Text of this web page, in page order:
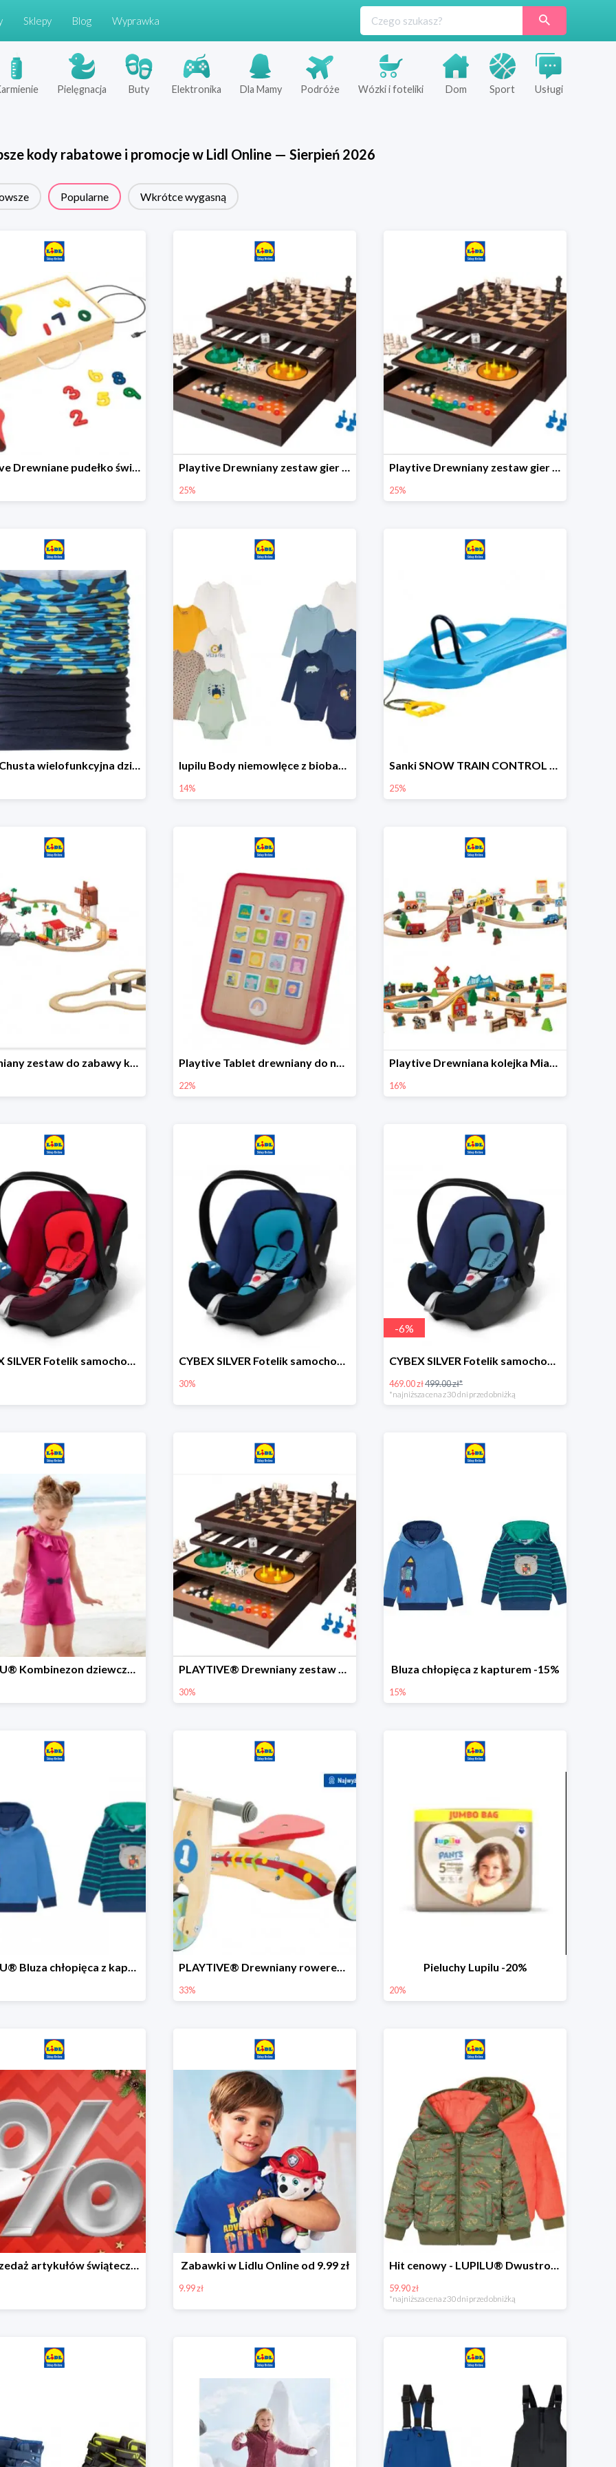
Sklepy Blog Wyprawka
Pielęgnacja Buty Elektronika Dla Mamy Podróże Wózki i foteliki Dom Sport Usługi
kody rabatowe i promocje w Lidl Online— Sierpień 2026
Popularne Wkrótce wygasną
Playtive Drewniane pudełko świetlne MONTESSORI Playtive Drewniany zestaw gier 10 w 1
25%
Playtive Drewniany zestaw gier 10 w 1
25%
lupilu Chusta wielofunkcyjna dziecięca lupilu Body niemowlęce z biobawełny
14%
Sanki SNOW TRAIN CONTROL -25%
25%
Drewniany zestaw do zabawy kolejką - farma i wiadukt Playtive Tablet drewniany do nauki, interaktywny
22%
Playtive Drewniana kolejka Miasto lub Farma
16%
CYBEX SILVER Fotelik samochodowy CYBEX SILVER Fotelik samochodowy -30%
30%
-6%
CYBEX SILVER Fotelik samochodowy + dostawa gratis!
469.00 zł499.00 zł*
*najniższa cena z 30 dni przed obniżką
LUPILU® Kombinezon dziewczęcy z bawełny PLAYTIVE® Drewniany zestaw gier 10 w 1
30%
Bluza chłopięca z kapturem -15%
15%
LUPILU® Bluza chłopięca z kapturem PLAYTIVE® Drewniany rowerek biegowy -33%
33%
Pieluchy Lupilu -20%
20%
Wyprzedaż artykułów świątecznych w Lidlu Online Zabawki w Lidlu Online od 9.99 zł
9.99 zł
Hit cenowy - LUPILU® Dwustronna kurtka dziecięca z polarem
59.90 zł
*najniższa cena z 30 dni przed obniżką